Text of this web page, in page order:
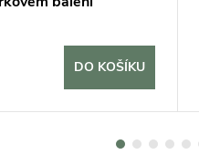
DO KOŠÍKU